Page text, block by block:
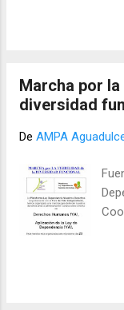
y por ello la
Marcha por
diversidad
De AMPA